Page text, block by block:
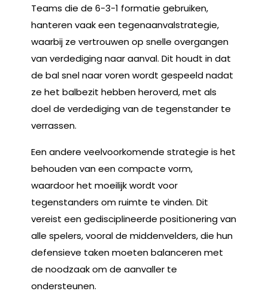
Teams die de 6-3-1 formatie gebruiken,
hanteren vaak een tegenaanvalstrategie,
waarbij ze vertrouwen op snelle overgangen
van verdediging naar aanval. Dit houdt in dat
de bal snel naar voren wordt gespeeld nadat
ze het balbezit hebben heroverd, met als
doel de verdediging van de tegenstander te
verrassen.
Een andere veelvoorkomende strategie is het
behouden van een compacte vorm,
waardoor het moeilijk wordt voor
tegenstanders om ruimte te vinden. Dit
vereist een gedisciplineerde positionering van
alle spelers, vooral de middenvelders, die hun
defensieve taken moeten balanceren met
de noodzaak om de aanvaller te
ondersteunen.